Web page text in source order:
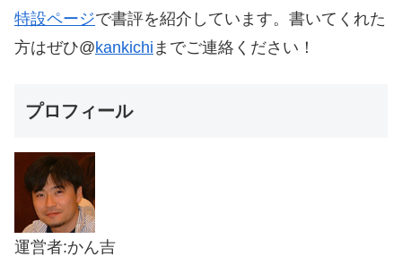
特設ページで書評を紹介しています。書いてくれた
方はぜひ@kankichi までご連絡ください！
プロフィール
運営者:かん吉